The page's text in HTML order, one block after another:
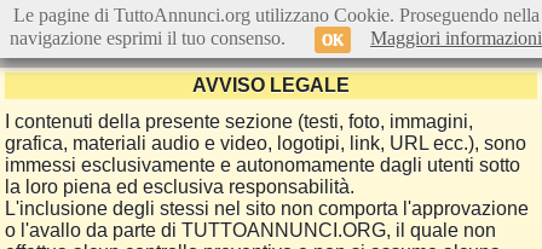
AVVISO LEGALE
I contenuti della presente sezione (testi, foto, immagini,
grafica, materiali audio e video, logotipi, link, URL ecc.), sono
immessi esclusivamente e autonomamente dagli utenti sotto
la loro piena ed esclusiva responsabilità.
L'inclusione degli stessi nel sito non comporta l'approvazione
o l'avallo da parte di TUTTOANNUNCI.ORG, il quale non
Le pagine di TuttoAnnunci.org utilizzano Cookie. Proseguendo nella
navigazione esprimi il tuo consenso.
OK Maggiori informazioni